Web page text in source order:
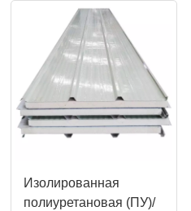
Изолированная
полиуретановая (ПУ)/